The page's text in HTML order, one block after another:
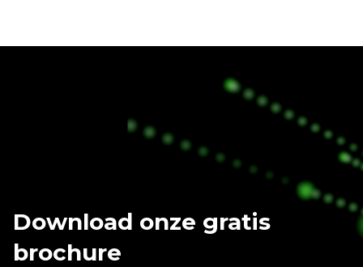
Samen maken we veiligheid toegankelijk voor iedereen.
Download onze gratis
brochure